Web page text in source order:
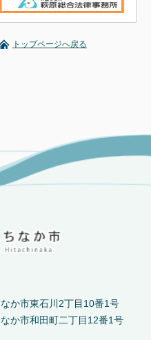
トップページへ戻る
市東石川2丁目10番1号
市和田町二丁目12番1号